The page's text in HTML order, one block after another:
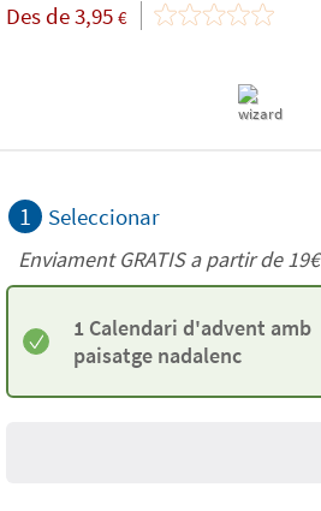
Des de3,95 €
1 Seleccionar
Enviament GRATIS a partir de 19€
1 Calendari d'advent amb
paisatge nadalenc